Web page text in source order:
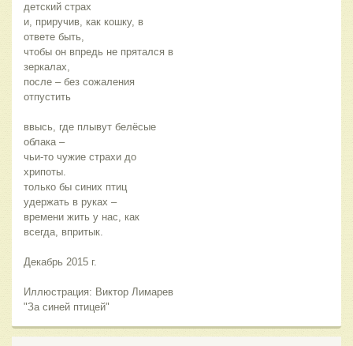
детский страх
и, приручив, как кошку, в
ответе быть,
чтобы он впредь не прятался в
зеркалах,
после – без сожаления
отпустить
ввысь, где плывут белёсые
облака –
чьи-то чужие страхи до
хрипоты.
только бы синих птиц
удержать в руках –
времени жить у нас, как
всегда, впритык.
Декабрь 2015 г.
Иллюстрация: Виктор Лимарев
"За синей птицей"